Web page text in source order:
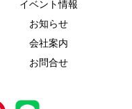
イベント情報
お知らせ
会社案内
お問合せ